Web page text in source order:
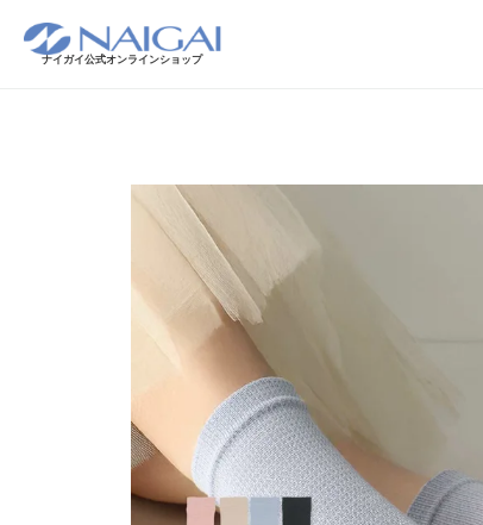
ナイガイ公式オンラインショップ